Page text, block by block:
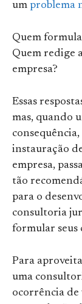
um problema
Quem
Quem redige
empresa?
Essas
mas, quando
instauração
empresa,
tão
para o
consultoria
formular seus
Para
uma
ocorrência